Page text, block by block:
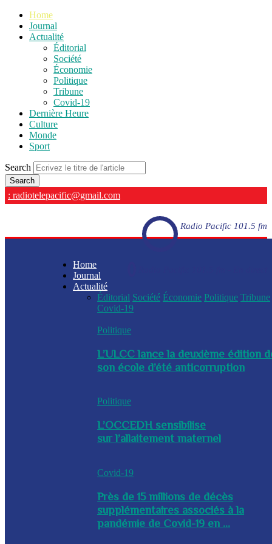
Home
Journal
Actualité
Éditorial
Société
Économie
Politique
Tribune
Covid-19
Dernière Heure
Culture
Monde
Sport
Search
: radiotelepacific@gmail.com
Radio Pacific 101.5 fm
Home
Journal
Actualité
Éditorial Société Économie Politique Tribune
Covid-19
Politique
L’ULCC lance la deuxième édition
son école d’été anticorruption
Politique
L’OCCEDH sensibilise
sur l’allaitement maternel
Covid-19
Près de 15 millions de décès
supplémentaires associés à la
pandémie de Covid-19 en ...